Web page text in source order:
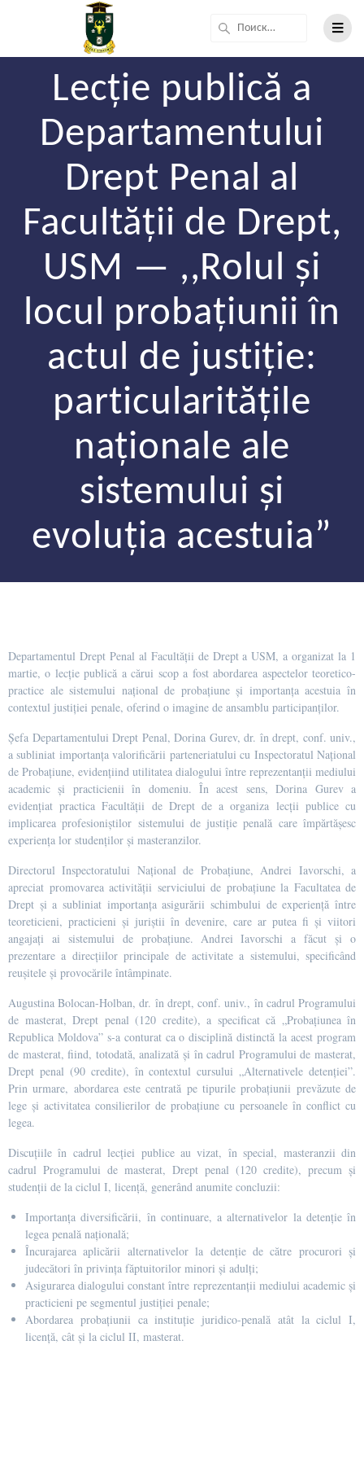
Lecție publică a
Departamentului
Drept Penal al
Facultății de Drept,
USM — ,,Rolul și
locul probațiunii în
actul de justiție:
particularitățile
naționale ale
sistemului și
evoluția acestuia”
Departamentul Drept Penal al Facultății de Drept a USM, a organizat la 1
martie, o lecție publică a cărui scop a fost abordarea aspectelor teoretico-
practice ale sistemului național de probațiune și importanța acestuia în
contextul justiției penale, oferind o imagine de ansamblu participanților.
Șefa Departamentului Drept Penal, Dorina Gurev, dr. în drept, conf. univ.,
a subliniat importanța valorificării parteneriatului cu Inspectoratul Național
de Probațiune, evidențiind utilitatea dialogului între reprezentanții mediului
academic și practicienii în domeniu. În acest sens, Dorina Gurev a
evidențiat practica Facultății de Drept de a organiza lecții publice cu
implicarea profesioniștilor sistemului de justiție penală care împărtășesc
experiența lor studenților și masteranzilor.
Directorul Inspectoratului Național de Probațiune, Andrei Iavorschi, a
apreciat promovarea activității serviciului de probațiune la Facultatea de
Drept și a subliniat importanța asigurării schimbului de experiență între
teoreticieni, practicieni și juriștii în devenire, care ar putea fi și viitori
angajați ai sistemului de probațiune. Andrei Iavorschi a făcut și o
prezentare a direcțiilor principale de activitate a sistemului, specificând
reușitele și provocările întâmpinate.
Augustina Bolocan-Holban, dr. în drept, conf. univ., în cadrul Programului
de masterat, Drept penal (120 credite), a specificat că „Probațiunea în
Republica Moldova” s-a conturat ca o disciplină distinctă la acest program
de masterat, fiind, totodată, analizată și în cadrul Programului de masterat,
Drept penal (90 credite), în contextul cursului „Alternativele detenției”.
Prin urmare, abordarea este centrată pe tipurile probațiunii prevăzute de
lege și activitatea consilierilor de probațiune cu persoanele în conflict cu
legea.
Discuțiile în cadrul lecției publice au vizat, în special, masteranzii din
cadrul Programului de masterat, Drept penal (120 credite), precum și
studenții de la ciclul I, licență, generând anumite concluzii:
Importanța diversificării, în continuare, a alternativelor la detenție în
legea penală națională;
Încurajarea aplicării alternativelor la detenție de către procurori și
judecători în privința făptuitorilor minori și adulți;
Asigurarea dialogului constant între reprezentanții mediului academic și
practicieni pe segmentul justiției penale;
Abordarea probațiunii ca instituție juridico-penală atât la ciclul I,
licență, cât și la ciclul II, masterat.